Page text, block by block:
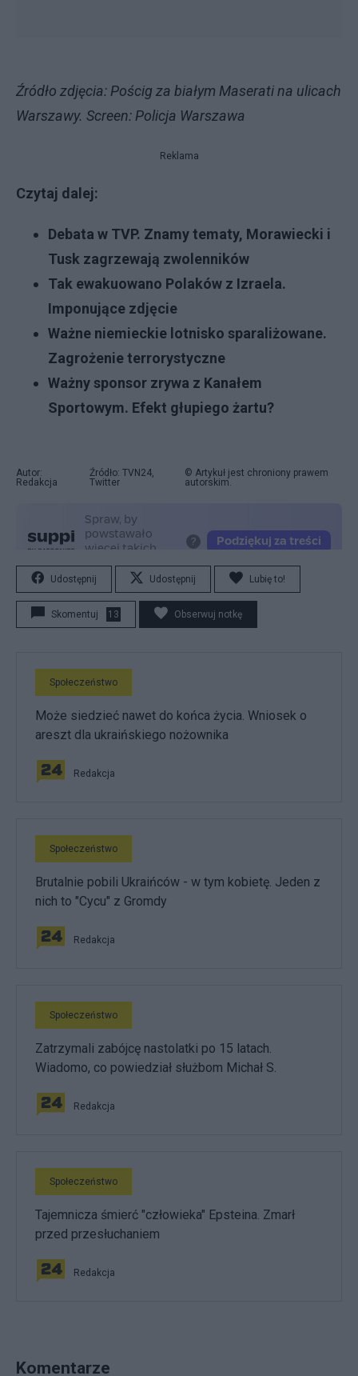
Źródło zdjęcia: Pościg za białym Maserati na ulicach
Warszawy. Screen: Policja Warszawa
Reklama
Czytaj dalej:
Debata w TVP. Znamy tematy, Morawiecki i
Tusk zagrzewają zwolenników
Tak ewakuowano Polaków z Izraela.
Imponujące zdjęcie
Ważne niemieckie lotnisko sparaliżowane.
Zagrożenie terrorystyczne
Ważny sponsor zrywa z Kanałem
Sportowym. Efekt głupiego żartu?
Autor:
Redakcja
Źródło: TVN24,
Twitter
© Artykuł jest chroniony prawem
autorskim.
Udostępnij Udostępnij Lubię to!
Skomentuj 13 Obserwuj notkę
Społeczeństwo
Może siedzieć nawet do końca życia. Wniosek o
areszt dla ukraińskiego nożownika
Redakcja
Społeczeństwo
Brutalnie pobili Ukraińców - w tym kobietę. Jeden z
nich to "Cycu" z Gromdy
Redakcja
Społeczeństwo
Zatrzymali zabójcę nastolatki po 15 latach.
Wiadomo, co powiedział służbom Michał S.
Redakcja
Społeczeństwo
Tajemnicza śmierć "człowieka" Epsteina. Zmarł
przed przesłuchaniem
Redakcja
Komentarze